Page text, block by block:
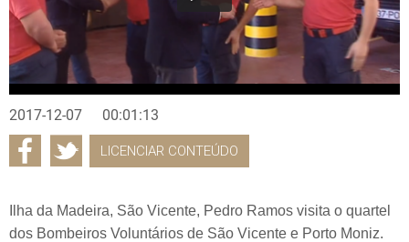
2017-12-07 00:01:13
LICENCIAR CONTEÚDO
Ilha da Madeira, São Vicente, Pedro Ramos visita o quartel
dos Bombeiros Voluntários de São Vicente e Porto Moniz.